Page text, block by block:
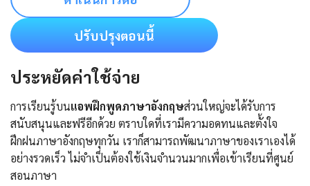
ปรับปรุงตอนนี้
ประหยัดค่าใช้จ่าย
การเรียนรู้บนแอพฝึกพูดภาษาอังกฤษส่วนใหญ่จะได้รับการ
สนับสนุนและฟรีอีกด้วย ตราบใดที่เรามีความอดทนและตั้งใจ
ฝึกฝนภาษาอังกฤษทุกวัน เราก็สามารถพัฒนาภาษาของเราเองได้
อย่างรวดเร็ว ไม่จำเป็นต้องใช้เงินจำนวนมากเพื่อเข้าเรียนที่ศูนย์
สอนภาษา